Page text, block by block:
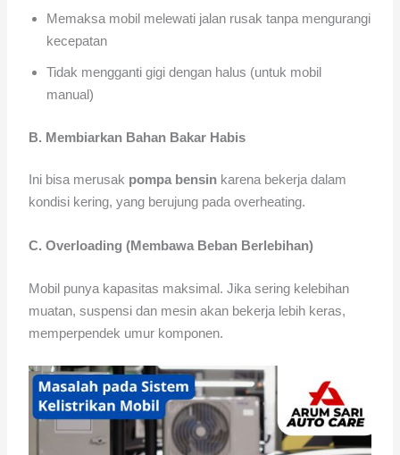
Memaksa mobil melewati jalan rusak tanpa mengurangi
kecepatan
Tidak mengganti gigi dengan halus (untuk mobil
manual)
B. Membiarkan Bahan Bakar Habis
Ini bisa merusak pompa bensin karena bekerja dalam
kondisi kering, yang berujung pada overheating.
C. Overloading (Membawa Beban Berlebihan)
Mobil punya kapasitas maksimal. Jika sering kelebihan
muatan, suspensi dan mesin akan bekerja lebih keras,
memperpendek umur komponen.